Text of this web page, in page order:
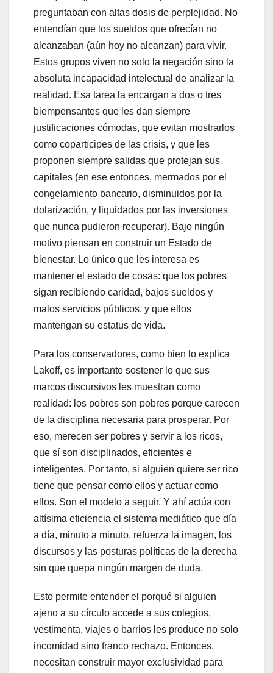
preguntaban con altas dosis de perplejidad. No
entendían que los sueldos que ofrecían no
alcanzaban (aún hoy no alcanzan) para vivir.
Estos grupos viven no solo la negación sino la
absoluta incapacidad intelectual de analizar la
realidad. Esa tarea la encargan a dos o tres
biempensantes que les dan siempre
justificaciones cómodas, que evitan mostrarlos
como copartícipes de las crisis, y que les
proponen siempre salidas que protejan sus
capitales (en ese entonces, mermados por el
congelamiento bancario, disminuidos por la
dolarización, y liquidados por las inversiones
que nunca pudieron recuperar). Bajo ningún
motivo piensan en construir un Estado de
bienestar. Lo único que les interesa es
mantener el estado de cosas: que los pobres
sigan recibiendo caridad, bajos sueldos y
malos servicios públicos, y que ellos
mantengan su estatus de vida.
Para los conservadores, como bien lo explica
Lakoff, es importante sostener lo que sus
marcos discursivos les muestran como
realidad: los pobres son pobres porque carecen
de la disciplina necesaria para prosperar. Por
eso, merecen ser pobres y servir a los ricos,
que sí son disciplinados, eficientes e
inteligentes. Por tanto, si alguien quiere ser rico
tiene que pensar como ellos y actuar como
ellos. Son el modelo a seguir. Y ahí actúa con
altísima eficiencia el sistema mediático que día
a día, minuto a minuto, refuerza la imagen, los
discursos y las posturas políticas de la derecha
sin que quepa ningún margen de duda.
Esto permite entender el porqué si alguien
ajeno a su círculo accede a sus colegios,
vestimenta, viajes o barrios les produce no solo
incomidad sino franco rechazo. Entonces,
necesitan construir mayor exclusividad para